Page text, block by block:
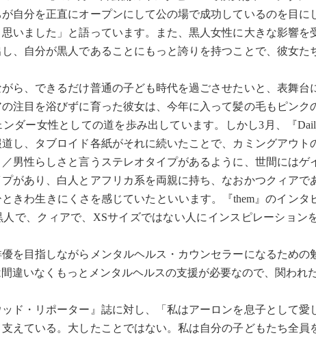
自分を正直にオープンにして公の場で成功しているのを目に
いました」と語っています。また、黒人女性に大きな影響を
、自分が黒人であることにもっと誇りを持つことで、彼女た
ら、できるだけ普通の子ども時代を過ごさせたいと、表舞台
注目を浴びずに育った彼女は、今年に入って髪の毛もピンク
ダー女性としての道を歩み出しています。しかし3月、『
し、タブロイド各紙がそれに続いたことで、カミングアウト
男性らしさと言うステレオタイプがあるように、世間にはゲ
があり、白人とアフリカ系を両親に持ち、なおかつクィアで
きわ生きにくさを感じていたといいます。『them』のイン
で、クィアで、XSサイズではない人にインスピレーション
を目指しながらメンタルヘルス・カウンセラーになるための
違いなくもっとメンタルヘルスの支援が必要なので、関われ
ド・リポーター』誌に対し、「私はアーロンを息子として愛
えている。大したことではない。私は自分の子どもたち全員